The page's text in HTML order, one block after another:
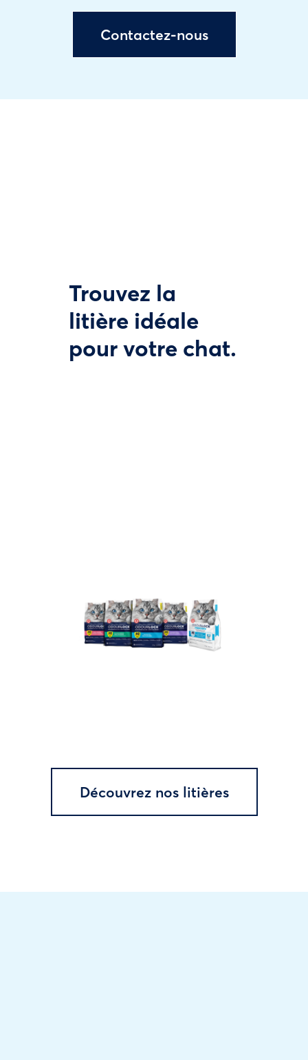
Contactez-nous
Trouvez la
litière idéale
pour votre chat.
Découvrez nos litières